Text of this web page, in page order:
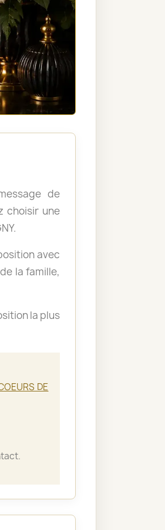
de
choisir une
avec
la famille,
la plus
DE